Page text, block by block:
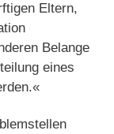
Eltern,
Belange
eines